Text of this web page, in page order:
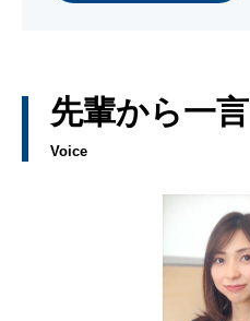
先輩から一言
Voice